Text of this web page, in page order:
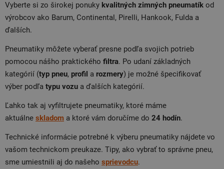
Vyberte si zo širokej ponuky kvalitných zimných pneumatík od
výrobcov ako Barum, Continental, Pirelli, Hankook, Fulda a
ďalších.
Pneumatiky môžete vyberať presne podľa svojich potrieb
pomocou nášho praktického filtra. Po udaní základných
kategórií (typ pneu, profil a rozmery) je možné špecifikovať
výber podľa typu vozu a ďalších kategórií.
Ľahko tak aj vyfiltrujete pneumatiky, ktoré máme
aktuálne skladom a ktoré vám doručíme do 24 hodín.
Technické informácie potrebné k výberu pneumatiky nájdete vo
vašom technickom preukaze. Tipy, ako vybrať to správne pneu,
sme umiestnili aj do našeho sprievodcu.